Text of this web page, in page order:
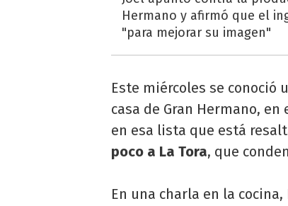
Hermano y afirmó que el
"para mejorar su imagen"
Este miércoles se conoció
casa de Gran Hermano,
en esa lista que está
poco a La Tora, que
En una charla en la